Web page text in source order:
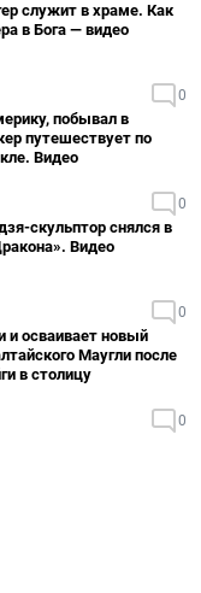
служит в храме. Как
в Бога — видео
0
побывал в
путешествует по
Видео
0
скульптор снялся в
Видео
0
и осваивает новый
Маугли после
в столицу
0